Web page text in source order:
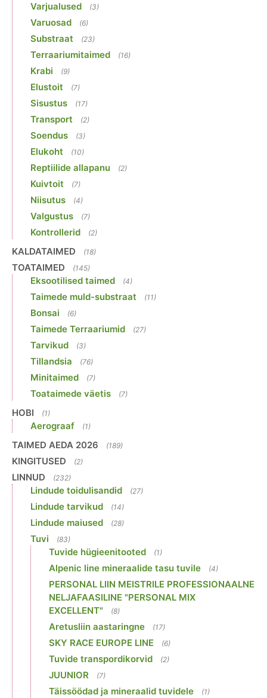
Varjualused (3)
Varuosad (6)
Substraat (23)
Terraariumitaimed (16)
Krabi (9)
Elustoit (7)
Sisustus (17)
Transport (2)
Soendus (3)
Elukoht (10)
Reptiilide allapanu (2)
Kuivtoit (7)
Niisutus (4)
Valgustus (7)
Kontrollerid (2)
KALDATAIMED (18)
TOATAIMED (145)
Eksootilised taimed (4)
Taimede muld-substraat (11)
Bonsai (6)
Taimede Terraariumid (27)
Tarvikud (3)
Tillandsia (76)
Minitaimed (7)
Toataimede väetis (7)
HOBI (1)
Aerograaf (1)
TAIMED AEDA 2026 (189)
KINGITUSED (2)
LINNUD (232)
Lindude toidulisandid (27)
Lindude tarvikud (14)
Lindude maiused (28)
Tuvi (83)
Tuvide hügieenitooted (1)
Alpenic line mineraalide tasu tuvile (4)
PERSONAL LIIN MEISTRILE PROFESSIONAALNE
NELJAFAASILINE "PERSONAL MIX
EXCELLENT"
(8)
Aretusliin aastaringne (17)
SKY RACE EUROPE LINE (6)
Tuvide transpordikorvid (2)
JUUNIOR (7)
Täissöödad ja mineraalid tuvidele (1)